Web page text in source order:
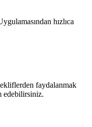
hızlıca
faydalanmak
edebilirsiniz.